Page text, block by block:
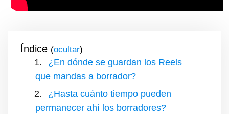
Índice ( )
¿En dónde se guardan los Reels
que mandas a borrador?
¿Hasta cuánto tiempo pueden
permanecer ahí los borradores?